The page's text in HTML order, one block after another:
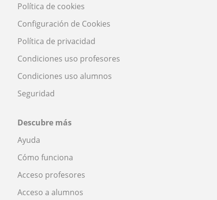
Política de cookies
Configuración de Cookies
Política de privacidad
Condiciones uso profesores
Condiciones uso alumnos
Seguridad
Descubre más
Ayuda
Cómo funciona
Acceso profesores
Acceso a alumnos